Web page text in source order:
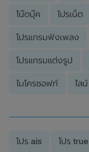
โน๊ตบุ๊ค โปรเน็ต
โปรแกรมฟังเพลง
โปรแกรมแต่งรูป
ไมโครซอฟท์ ไลน์
โปร ais โปร true